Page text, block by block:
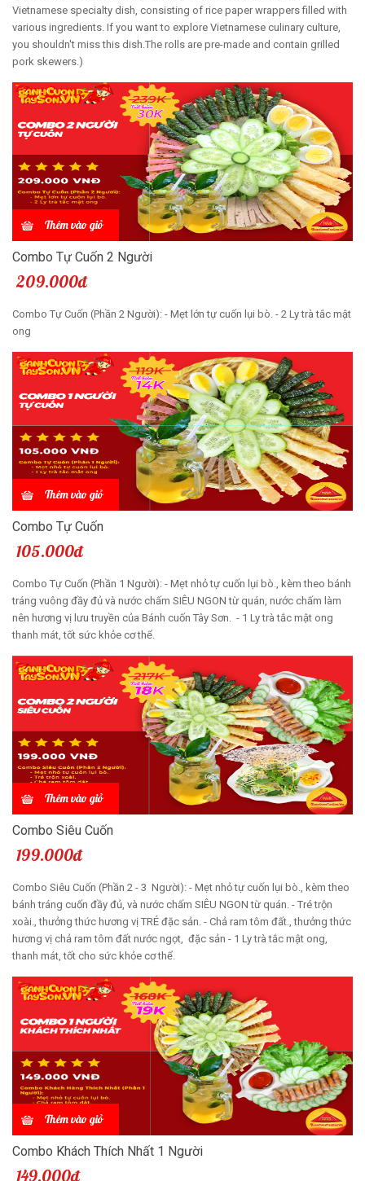
Vietnamese specialty dish, consisting of rice paper wrappers filled with
various ingredients. If you want to explore Vietnamese culinary culture,
you shouldn't miss this dish.The rolls are pre-made and contain grilled
pork skewers.)
Thêm vào giỏ
Combo Tự Cuốn 2 Người
209.000đ
Combo Tự Cuốn (Phần 2 Người): - Mẹt lớn tự cuốn lụi bò. - 2 Ly trà tắc mật
ong
Thêm vào giỏ
Combo Tự Cuốn
105.000đ
Combo Tự Cuốn (Phần 1 Người): - Mẹt nhỏ tự cuốn lụi bò., kèm theo bánh
tráng vuông đầy đủ và nước chấm SIÊU NGON từ quán, nước chấm làm
nên hương vị lưu truyền của Bánh cuốn Tây Sơn. - 1 Ly trà tắc mật ong
thanh mát, tốt sức khỏe cơ thể.
Thêm vào giỏ
Combo Siêu Cuốn
199.000đ
Combo Siêu Cuốn (Phần 2 - 3 Người): - Mẹt nhỏ tự cuốn lụi bò., kèm theo
bánh tráng cuốn đầy đủ, và nước chấm SIÊU NGON từ quán. - Tré trộn
xoài., thưởng thức hương vị TRÉ đặc sản. - Chả ram tôm đất., thưởng thức
hương vị chả ram tôm đất nước ngọt, đặc sản - 1 Ly trà tắc mật ong,
thanh mát, tốt cho sức khỏe cơ thể.
Thêm vào giỏ
Combo Khách Thích Nhất 1 Người
149.000đ